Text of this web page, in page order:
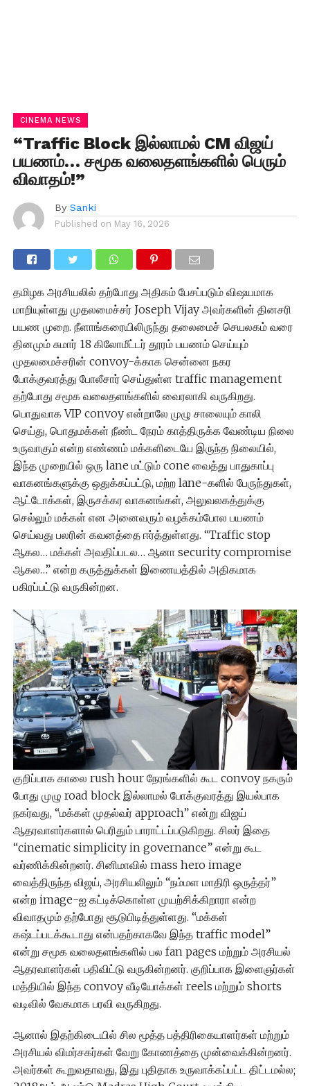
CINEMA NEWS
“Traffic Block இல்லாமல் CM விஜய்
பயணம்… சமூக வலைதளங்களில் பெரும்
விவாதம்!”
By Sanki
Published on May 16, 2026
தமிழக அரசியலில் தற்போது அதிகம் பேசப்படும் விஷயமாக
மாறியுள்ளது முதலமைச்சர் Joseph Vijay அவர்களின் தினசரி
பயண முறை. நீளாங்கரையிலிருந்து தலைமைச் செயலகம் வரை
தினமும் சுமார் 18 கிலோமீட்டர் தூரம் பயணம் செய்யும்
முதலமைச்சரின் convoy-க்காக சென்னை நகர
போக்குவரத்து போலீசார் செய்துள்ள traffic management
தற்போது சமூக வலைதளங்களில் வைரலாகி வருகிறது.
பொதுவாக VIP convoy என்றாலே முழு சாலையும் காலி
செய்து, பொதுமக்கள் நீண்ட நேரம் காத்திருக்க வேண்டிய நிலை
உருவாகும் என்ற எண்ணம் மக்களிடையே இருந்த நிலையில்,
இந்த முறையில் ஒரு lane மட்டும் cone வைத்து பாதுகாப்பு
வாகனங்களுக்கு ஒதுக்கப்பட்டு, மற்ற lane-களில் பேருந்துகள்,
ஆட்டோக்கள், இருசக்கர வாகனங்கள், அலுவலகத்துக்கு
செல்லும் மக்கள் என அனைவரும் வழக்கம்போல பயணம்
செய்வது பலரின் கவனத்தை ஈர்த்துள்ளது. “Traffic stop
ஆகல… மக்கள் அவதிப்படல… ஆனா security compromise
ஆகல…” என்ற கருத்துக்கள் இணையத்தில் அதிகமாக
பகிரப்பட்டு வருகின்றன.
குறிப்பாக காலை rush hour நேரங்களில் கூட convoy நகரும்
போது முழு road block இல்லாமல் போக்குவரத்து இயல்பாக
நகர்வது, “மக்கள் முதல்வர் approach” என்று விஜய்
ஆதரவாளர்களால் பெரிதும் பாராட்டப்படுகிறது. சிலர் இதை
“cinematic simplicity in governance” என்று கூட
வர்ணிக்கின்றனர். சினிமாவில் mass hero image
வைத்திருந்த விஜய், அரசியலிலும் “நம்மள மாதிரி ஒருத்தர்”
என்ற image-ஐ கட்டிக்கொள்ள முயற்சிக்கிறாரா என்ற
விவாதமும் தற்போது சூடுபிடித்துள்ளது. “மக்கள்
கஷ்டப்படக்கூடாது என்பதற்காகவே இந்த traffic model”
என்று சமூக வலைதளங்களில் பல fan pages மற்றும் அரசியல்
ஆதரவாளர்கள் பதிவிட்டு வருகின்றனர். குறிப்பாக இளைஞர்கள்
மத்தியில் இந்த convoy வீடியோக்கள் reels மற்றும் shorts
வடிவில் வேகமாக பரவி வருகிறது.
ஆனால் இதற்கிடையில் சில மூத்த பத்திரிகையாளர்கள் மற்றும்
அரசியல் விமர்சகர்கள் வேறு கோணத்தை முன்வைக்கின்றனர்.
அவர்கள் கூறுவதாவது, இது புதிதாக உருவாக்கப்பட்ட திட்டமல்ல;